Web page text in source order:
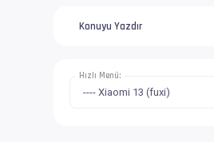
Konuyu Yazdır
Hızlı Menü: